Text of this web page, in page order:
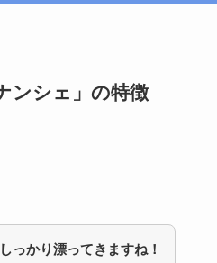
シェ」 の特徴
っかり漂ってきますね！